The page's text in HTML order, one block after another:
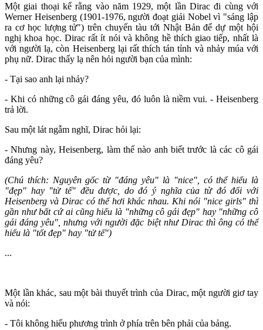
Một giai thoại kể rằng vào năm 1929, một lần Dirac đi cùng với
Werner Heisenberg (1901-1976, người đoạt giải Nobel vì "sáng lập
ra cơ học lượng tử") trên chuyến tàu tới Nhật Bản để dự một hội
nghị khoa học. Dirac rất ít nói và không hề thích giao tiếp, nhất là
với người lạ, còn Heisenberg lại rất thích tán tỉnh và nhảy múa với
phụ nữ. Dirac thấy lạ nên hỏi người bạn của mình:
- Tại sao anh lại nhảy?
- Khi có những cô gái đáng yêu, đó luôn là niềm vui. - Heisenberg
trả lời.
Sau một lát ngẫm nghĩ, Dirac hỏi lại:
- Nhưng này, Heisenberg, làm thế nào anh biết trước là các cô gái
đáng yêu?
(Chú thích: Nguyên gốc từ "đáng yêu" là "nice", có thể hiểu là
"đẹp" hay "tử tế" đều được, do đó ý nghĩa của từ đó đối với
Heisenberg và Dirac có thể hơi khác nhau. Khi nói "nice girls" thì
gần như bất cứ ai cũng hiểu là "những cô gái đẹp" hay "những cô
gái đáng yêu", nhưng với người đặc biệt như Dirac thì ông có thể
hiểu là "tốt đẹp" hay "tử tế")
...
Một lần khác, sau một bài thuyết trình của Dirac, một người giơ tay
và nói:
- Tôi không hiểu phương trình ở phía trên bên phải của bảng.